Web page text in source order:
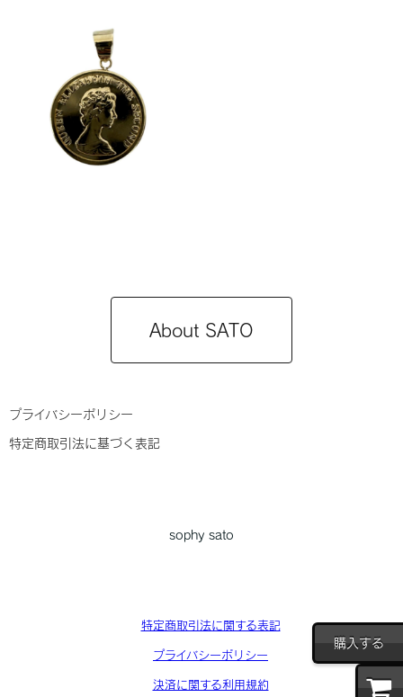
購入する
About SATO
プライバシーポリシー
特定商取引法に基づく表記
sophy sato
特定商取引法に関する表記
プライバシーポリシー
決済に関する利用規約